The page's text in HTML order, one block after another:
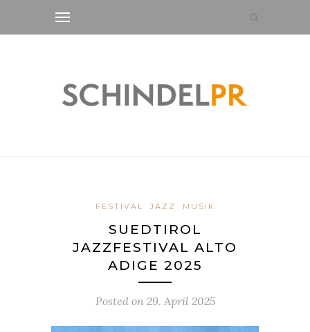
FESTIVAL JAZZ MUSIK
SUEDTIROL
JAZZFESTIVAL ALTO
ADIGE 2025
Posted on 29. April 2025